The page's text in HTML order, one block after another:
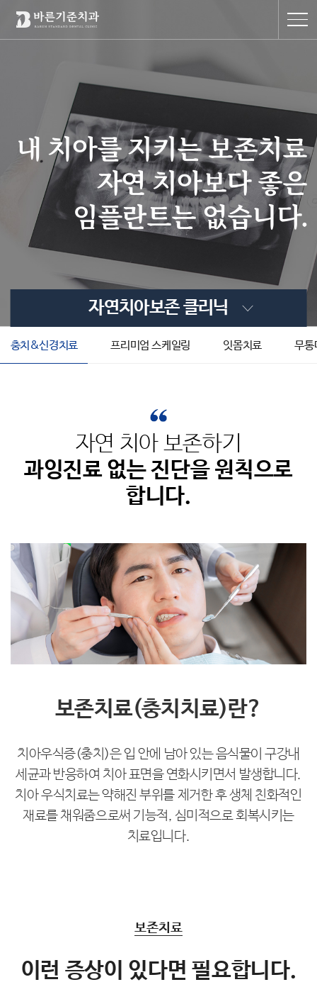
내 치아를 지키는 보존치료
자연 치아보다 좋은
임플란트는 없습니다.
자연치아보존 클리닉
충치&신경치료 프리미엄 스케일링 잇몸치료 무통
자연 치아 보존하기
과잉진료 없는 진단을 원칙으로
합니다.
보존치료(충치치료)란?
치아우식증(충치)은 입 안에 남아 있는 음식물이 구강내
세균과 반응하여 치아 표면을 연화시키면서 발생합니다.
치아 우식치료는 약해진 부위를 제거한 후 생체 친화적인
재료를 채워줌으로써 기능적, 심미적으로 회복시키는
치료입니다.
보존치료
이런 증상이 있다면 필요합니다.